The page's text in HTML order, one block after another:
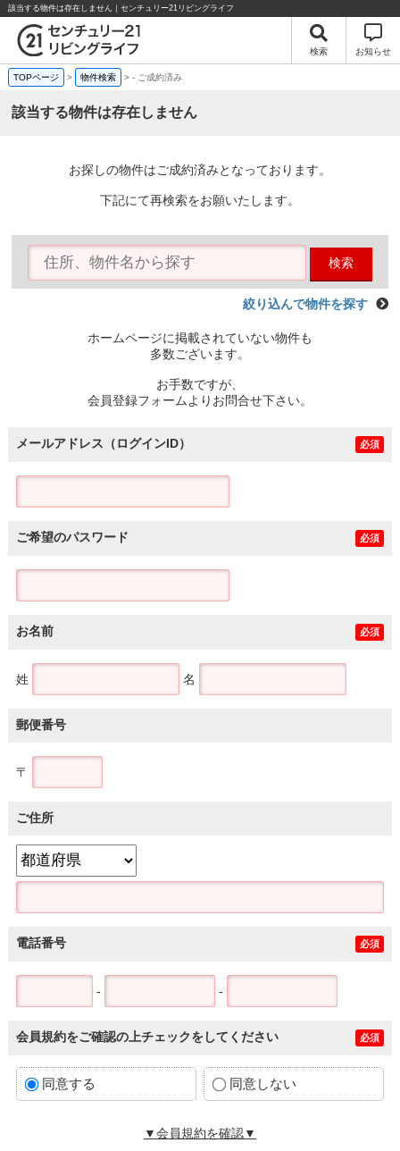
該当する物件は存在しません｜センチュリー21リビングライフ
検索 お知らせ
TOPページ > 物件検索 >- ご成約済み
該当する物件は存在しません
お探しの物件はご成約済みとなっております。
下記にて再検索をお願いたします。
検索
絞り込んで物件を探す
ホームページに掲載されていない物件も
多数ございます。
お手数ですが、
会員登録フォームよりお問合せ下さい。
メールアドレス（ログインID） 必須
ご希望のパスワード 必須
お名前 必須
姓 名
郵便番号
〒
ご住所
電話番号 必須
- -
会員規約をご確認の上チェックをしてください 必須
同意する 同意しない
▼会員規約を確認▼